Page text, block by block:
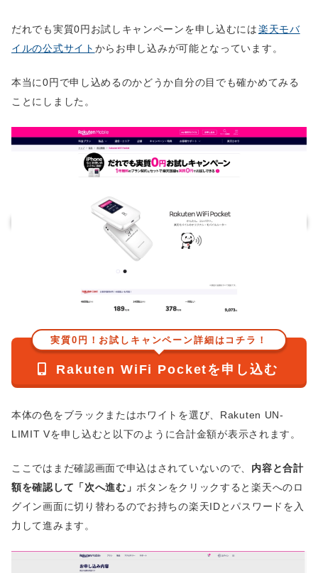
だれでも実質0円お試しキャンペーンを申し込むには楽天モバ
イルの公式サイト からお申し込みが可能となっています。
本当に0円で申し込めるのかどうか自分の目でも確かめてみる
ことにしました。
実質0円！お試しキャンペーン詳細はコチラ！
Rakuten WiFi Pocketを申し込む
本体の色をブラックまたはホワイトを選び、Rakuten UN-
LIMIT Vを申し込むと以下のように合計金額が表示されます。
ここではまだ確認画面で申込はされていないので、 内容と合計
額を確認して「次へ進む」ボタンをクリックすると楽天へのロ
グイン画面に切り替わるのでお持ちの楽天IDとパスワードを入
力して進みます。